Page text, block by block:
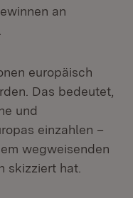
an
europäisch
Das bedeutet,
und
einzahlen –
wegweisenden
skizziert hat.